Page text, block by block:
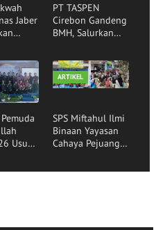
Jaber
PT TASPEN
Cirebon Gandeng
BMH, Salurkan
kepada Santri
Binaan
Usung
ARTIKEL
SPS Miftahul Ilmi
Binaan Yayasan
Cahaya Pejuang